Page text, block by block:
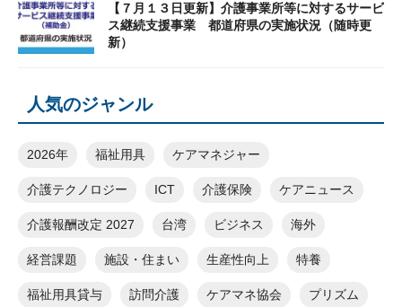
【７月１３日更新】介護事業所等に対するサービ
ス継続支援事業 都道府県の実施状況（随時更
新）
人気のジャンル
2026年 福祉用具 ケアマネジャー
介護テクノロジー ICT 介護保険 ケアニュース
介護報酬改定 2027 台湾 ビジネス 海外
経営課題 施設・住まい 生産性向上 特養
福祉用具貸与 訪問介護 ケアマネ協会 プリズム